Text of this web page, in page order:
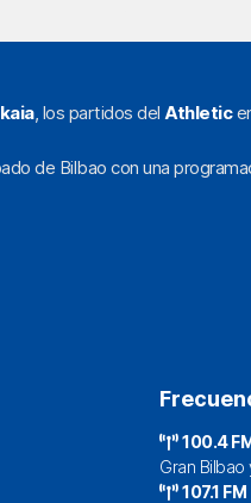
, los partidos del Athletic
de Bilbao con una
100.4
Gran Bilbao
107.1 FM